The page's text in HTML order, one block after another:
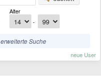
Alter
-
erweiterte Suche
neue User